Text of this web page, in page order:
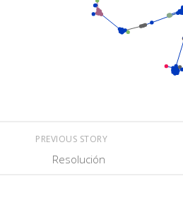
PREVIOUS STORY
Resolución